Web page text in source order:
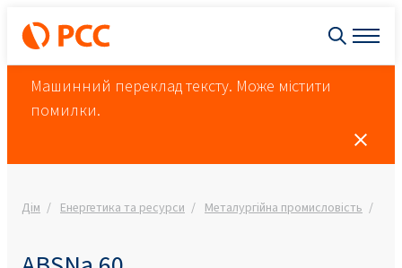
Машинний переклад тексту. Може містити
помилки.
Дім Енергетика та ресурси Металургійна промисловість